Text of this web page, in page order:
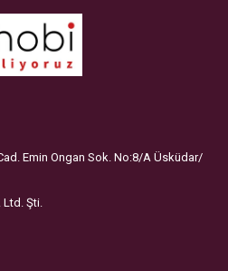
Emin Ongan Sok. No:8/A Üsküdar/
Şti.